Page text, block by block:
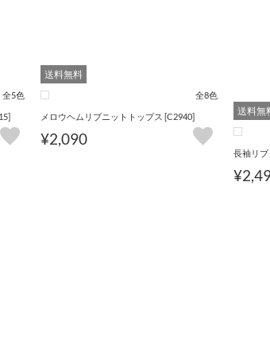
全5色
送料無料
全8色
メロウヘムリブニットトップス [C2940]
¥2,090
送料無
長袖リ